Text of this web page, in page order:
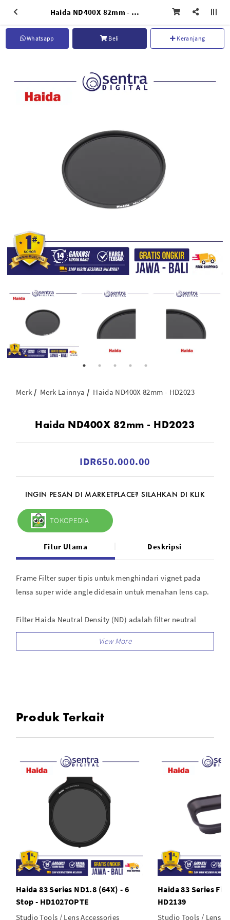
Haida ND400X 82mm - HD2023
Whatsapp Beli Keranjang
Merk Merk Lainnya Haida ND400X 82mm - HD2023
Haida ND400X 82mm - HD2023
IDR650.000.00
INGIN PESAN DI MARKETPLACE? SILAHKAN DI KLIK
TOKOPEDIA
Fitur Utama Deskripsi
Frame Filter super tipis untuk menghindari vignet pada
lensa super wide angle didesain untuk menahan lens cap.
Filter Haida Neutral Density (ND) adalah filter neutral
density dengan solid stop exposure dan menciptakan
field dan gerakan.
Produk Terkait
Haida 83 Series ND1.8 (64X) - 6
Stop - HD1027OPTE
Studio Tools / Lens Accessories
Haida 83 Series
HD2139
Studio Tools / Lens